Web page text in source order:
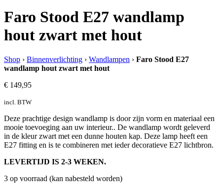
Faro Stood E27 wandlamp
hout zwart met hout
Shop › Binnenverlichting › Wandlampen › Faro Stood E27
wandlamp hout zwart met hout
€ 149,95
incl. BTW
Deze prachtige design wandlamp is door zijn vorm en materiaal een
mooie toevoeging aan uw interieur.. De wandlamp wordt geleverd
in de kleur zwart met een dunne houten kap. Deze lamp heeft een
E27 fitting en is te combineren met ieder decoratieve E27 lichtbron.
LEVERTIJD IS 2-3 WEKEN.
3 op voorraad (kan nabesteld worden)